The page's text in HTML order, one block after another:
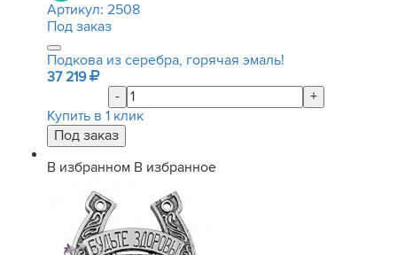
Артикул: 2508
Под заказ
Подкова из серебра, горячая эмаль!
37 219
-
+
Купить в 1 клик
В избранном В избранное